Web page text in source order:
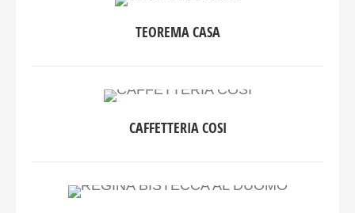
TEOREMA CASA
CAFFETTERIA COSI